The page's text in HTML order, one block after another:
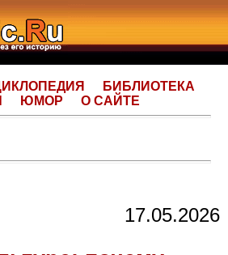
БИБЛИОТЕКА
ЮМОР О САЙТЕ
17.05.2026